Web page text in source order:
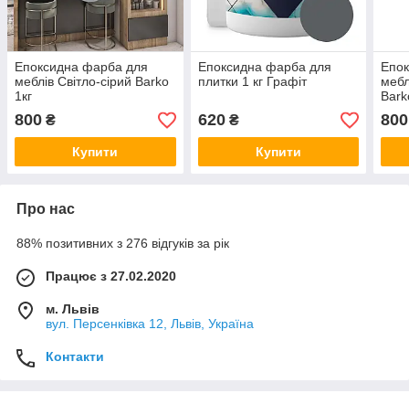
Епоксидна фарба для
меблів Світло-сірий Barko
1кг
800 ₴
Купити
Епоксидна фарба для
плитки 1 кг Графіт
620₴
Купити
800
Про нас
88% позитивних з 276 відгуків за рік
Працює з 27.02.2020
м. Львів
вул. Персенківка 12, Львів, Україна
Контакти